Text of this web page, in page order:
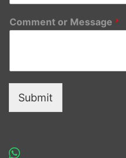
Comment or Message *
Submit